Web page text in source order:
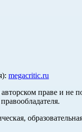
megacritic.ru
праве и